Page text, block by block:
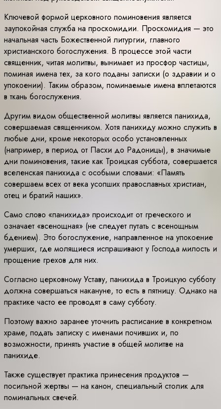
Ключевой формой церковного поминовения является
заупокойная служба на проскомидии. Проскомидия — это
начальная часть Божественной литургии, главного
христианского богослужения. В процессе этой части
священник, читая молитвы, вынимает из просфор частицы,
поминая имена тех, за кого поданы записки (о здравии и о
упокоении). Таким образом, поминаемые имена вплетаются
в ткань богослужения.
Другим видом общественной молитвы является панихида,
совершаемая священником. Хотя панихиду можно служить в
любые дни, кроме некоторых особо установленных
(например, в период от Пасхи до Радоницы), в значимые
дни поминовения, такие как Троицкая суббота, совершается
вселенская панихида с особыми словами: «Память
совершаем всех от века усопших православных христиан,
отец и братий наших».
Само слово «панихида» происходит от греческого и
означает «всенощная» (не следует путать с всенощным
бдением). Это богослужение, направленное на упокоение
умерших, где молящиеся испрашивают у Господа милость и
прощение грехов для них.
Согласно церковному Уставу, панихида в Троицкую субботу
должна совершаться накануне, то есть в пятницу. Однако на
практике часто ее проводят в саму субботу.
Поэтому важно заранее уточнить расписание в конкретном
храме, подать записку с именами почивших и, по
возможности, принять участие в общей молитве на
панихиде.
Также существует практика принесения продуктов —
посильной жертвы — на канон, специальный столик для
поминальных свечей.